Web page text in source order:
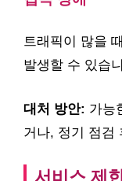
트래픽이 많을
발생할 수 있습
대처 방안: 가능
거나, 정기 점검
서비스 제